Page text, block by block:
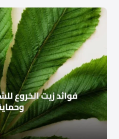
في
الفهرس
الموحد
للصفحات
الموسيقية
عبر
الدول
المتاحة